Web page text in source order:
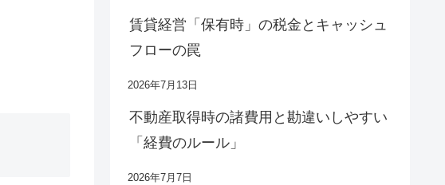
賃貸経営「保有時」の税金とキャッシュ
フローの罠
2026年7月13日
不動産取得時の諸費用と勘違いしやすい
「経費のルール」
2026年7月7日